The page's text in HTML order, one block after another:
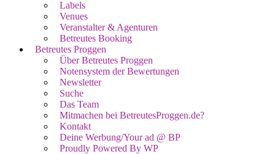
Labels
Venues
Veranstalter & Agenturen
Betreutes Booking
Betreutes Proggen
Über Betreutes Proggen
Notensystem der Bewertungen
Newsletter
Suche
Das Team
Mitmachen bei BetreutesProggen.de?
Kontakt
Deine Werbung/Your ad @ BP
Proudly Powered By WP